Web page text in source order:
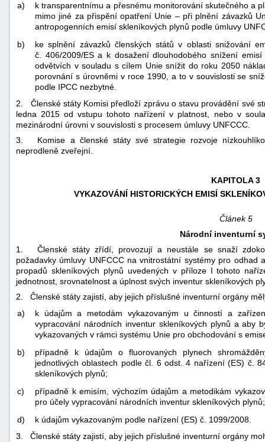
a)
k transparentnímu a přesnému monitorování skutečného a
mimo jiné za přispění opatření Unie – při plnění závazků
antropogenních emisí skleníkových plynů podle úmluvy
b)
ke splnění závazků členských států v oblasti snižování
č. 406/2009/ES a k dosažení dlouhodobého snížení
odvětvích v souladu s cílem Unie snížit do roku 2050
porovnání s úrovněmi v roce 1990, a to v souvislosti se
podle IPCC nezbytné.
2. Členské státy Komisi předloží zprávu o stavu provádění své
ledna 2015 od vstupu tohoto nařízení v platnost, nebo v
mezinárodní úrovni v souvislosti s procesem úmluvy UNFCCC.
3. Komise a členské státy své strategie rozvoje
neprodleně zveřejní.
KAPITOLA 3
VYKAZOVÁNÍ HISTORICKÝCH EMISÍ
Článek 5
Národní inventurní
1. Členské státy zřídí, provozují a neustále se snaží
požadavky úmluvy UNFCCC na vnitrostátní systémy pro
propadů skleníkových plynů uvedených v příloze I tohoto
jednotnost, srovnatelnost a úplnost svých inventur skleníkových
2. Členské státy zajistí, aby jejich příslušné inventurní orgány
a)
k údajům a metodám vykazovaným u činností a
vypracování národních inventur skleníkových plynů a aby
vykazovaných v rámci systému Unie pro obchodování s
b)
případně k údajům o fluorovaných plynech
jednotlivých oblastech podle čl. 6 odst. 4 nařízení (ES) č.
skleníkových plynů;
c)
případně k emisím, výchozím údajům a metodikám
pro účely vypracování národních inventur skleníkových plynů;
d)
k údajům vykazovaným podle nařízení (ES) č. 1099/2008.
3. Členské státy zajistí, aby jejich příslušné inventurní orgány